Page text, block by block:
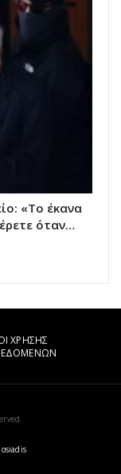
«Το έκανα
όταν…
ΧΡΗΣΗΣ